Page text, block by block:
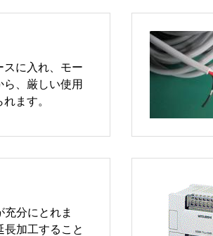
スに入れ、モー
ら、厳しい使用
ます。
分にとれま
長加工すること